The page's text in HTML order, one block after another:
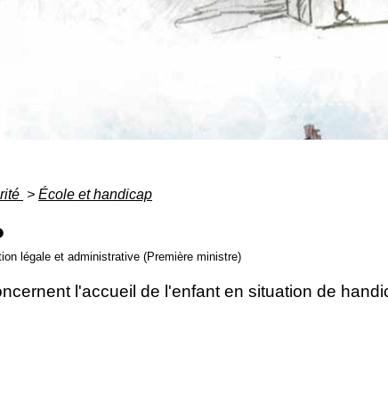
> École et handicap
légale et administrative (Première ministre)
l'accueil de l'enfant en situation de